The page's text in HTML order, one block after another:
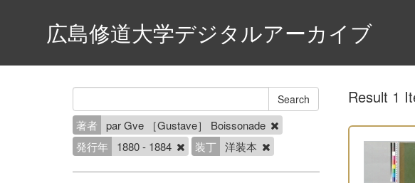
広島修道大学デジタルアーカイブ
著者
par Gve ［Gustave］ Boissonade
発行年
1880 - 1884 装丁 洋装本
Result 1